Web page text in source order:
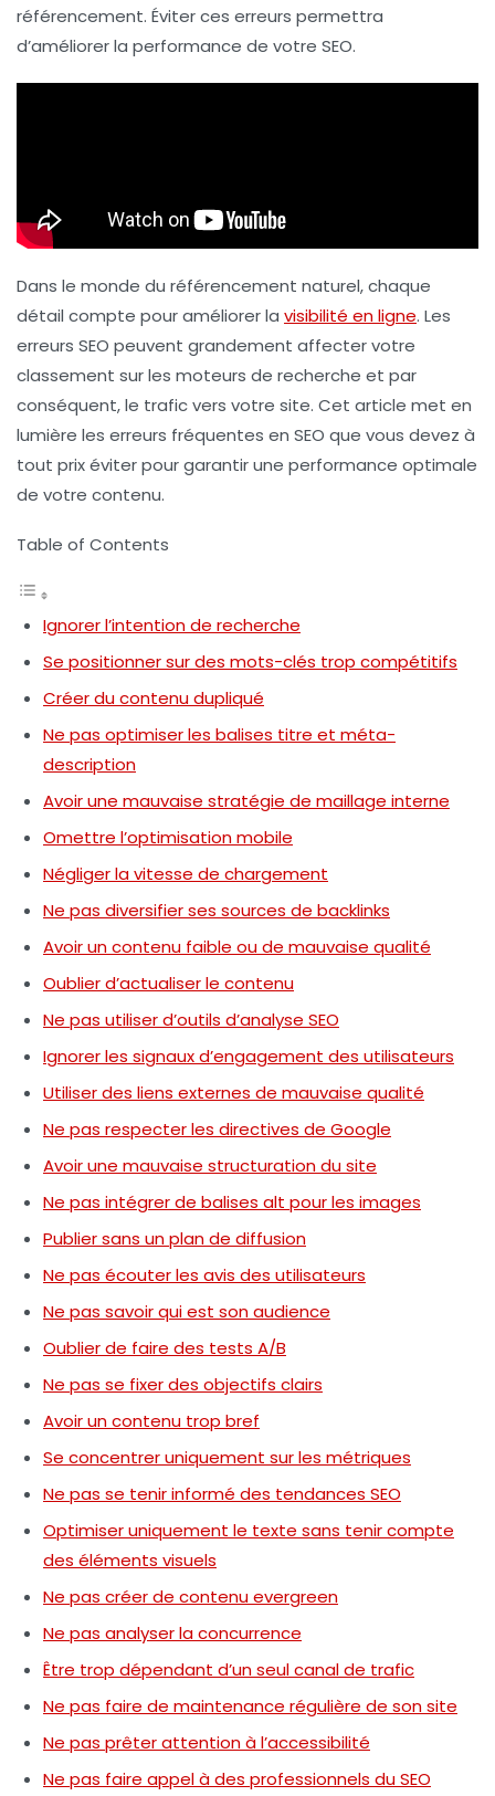
référencement. Éviter ces erreurs permettra
d’améliorer la performance de votre SEO.
Dans le monde du référencement naturel, chaque
détail compte pour améliorer la visibilité en ligne. Les
erreurs SEO peuvent grandement affecter votre
classement sur les moteurs de recherche et par
conséquent, le trafic vers votre site. Cet article met en
lumière les erreurs fréquentes en SEO que vous devez à
tout prix éviter pour garantir une performance optimale
de votre contenu.
Table of Contents
Ignorer l’intention de recherche
Se positionner sur des mots-clés trop compétitifs
Créer du contenu dupliqué
Ne pas optimiser les balises titre et méta-
description
Avoir une mauvaise stratégie de maillage interne
Omettre l’optimisation mobile
Négliger la vitesse de chargement
Ne pas diversifier ses sources de backlinks
Avoir un contenu faible ou de mauvaise qualité
Oublier d’actualiser le contenu
Ne pas utiliser d’outils d’analyse SEO
Ignorer les signaux d’engagement des utilisateurs
Utiliser des liens externes de mauvaise qualité
Ne pas respecter les directives de Google
Avoir une mauvaise structuration du site
Ne pas intégrer de balises alt pour les images
Publier sans un plan de diffusion
Ne pas écouter les avis des utilisateurs
Ne pas savoir qui est son audience
Oublier de faire des tests A/B
Ne pas se fixer des objectifs clairs
Avoir un contenu trop bref
Se concentrer uniquement sur les métriques
Ne pas se tenir informé des tendances SEO
Optimiser uniquement le texte sans tenir compte
des éléments visuels
Ne pas créer de contenu evergreen
Ne pas analyser la concurrence
Être trop dépendant d’un seul canal de trafic
Ne pas faire de maintenance régulière de son site
Ne pas prêter attention à l’accessibilité
Ne pas faire appel à des professionnels du SEO